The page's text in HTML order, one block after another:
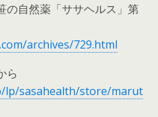
の自然薬「ササヘルス」第
archives/729.html
ら
lp/sasahealth/store/marut